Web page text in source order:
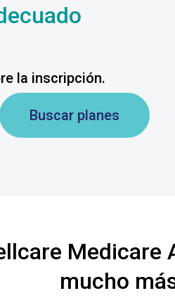
la inscripción.
Buscar planes
Medicare
mucho